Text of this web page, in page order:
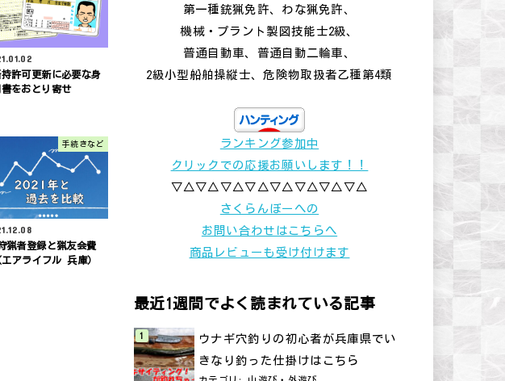
許可更新に必要な身
をおとり寄せ
手続きなど
猟者登録と猟友会費
エアライフル 兵庫）
第一種銃猟免許、わな猟免許、
機械・プラント製図技能士2級、
普通自動車、普通自動二輪車、
2級小型船舶操縦士、危険物取扱者乙種第4類
ランキング参加中
クリックでの応援お願いします！！
▽△▽△▽△▽△▽△▽△▽△▽△
さくらんぼーへの
お問い合わせはこちらへ
商品レビューも受け付けます
最近1週間でよく読まれている記事
ウナギ穴釣りの初心者が兵庫県でい
きなり釣った仕掛けはこちら